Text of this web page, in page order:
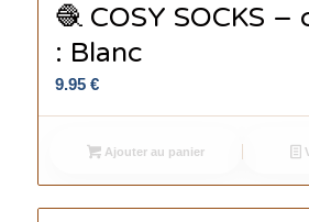
🧶 COSY SOCKS –
: Blanc
9.95 €
Ajouter au panier